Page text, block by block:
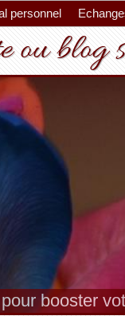
personnel
ou
un